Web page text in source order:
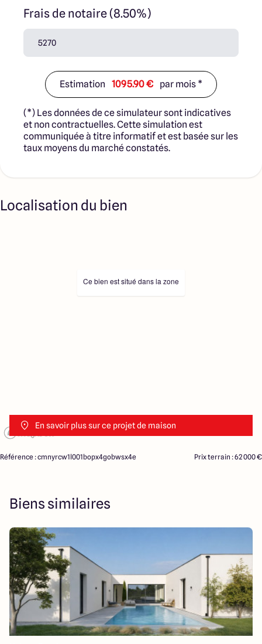
Frais de notaire (8.50%)
Estimation 1095.90 € par mois *
(*) Les données de ce simulateur sont indicatives
et non contractuelles. Cette simulation est
communiquée à titre informatif et est basée sur les
taux moyens du marché constatés.
Localisation du bien
En savoir plus sur ce projet de maison
Ce bien est situé dans la zone
Référence : cmnyrcw1l001bopx4gobwsx4e Prix terrain : 62 000 €
Biens similaires